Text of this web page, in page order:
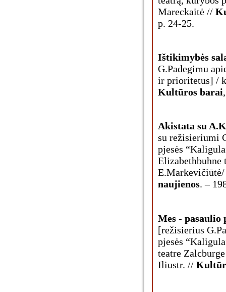
Mareckaitė //
p. 24-25.
Ištikimybės
G.Padegimu
ir prioritetus] /
Kultūros barai
Akistata su
su režisieriumi
pjesės
Elizabethbuhne
naujienos. –
Mes -
[režisierius
pjesės
teatre
Iliustr. //